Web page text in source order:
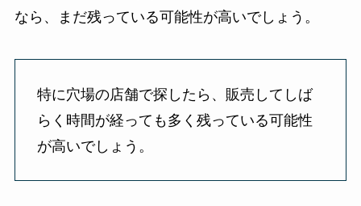
なら、まだ残っている可能性が高いでしょう。
特に穴場の店舗で探したら、販売してしば
らく時間が経っても多く残っている可能性
が高いでしょう。